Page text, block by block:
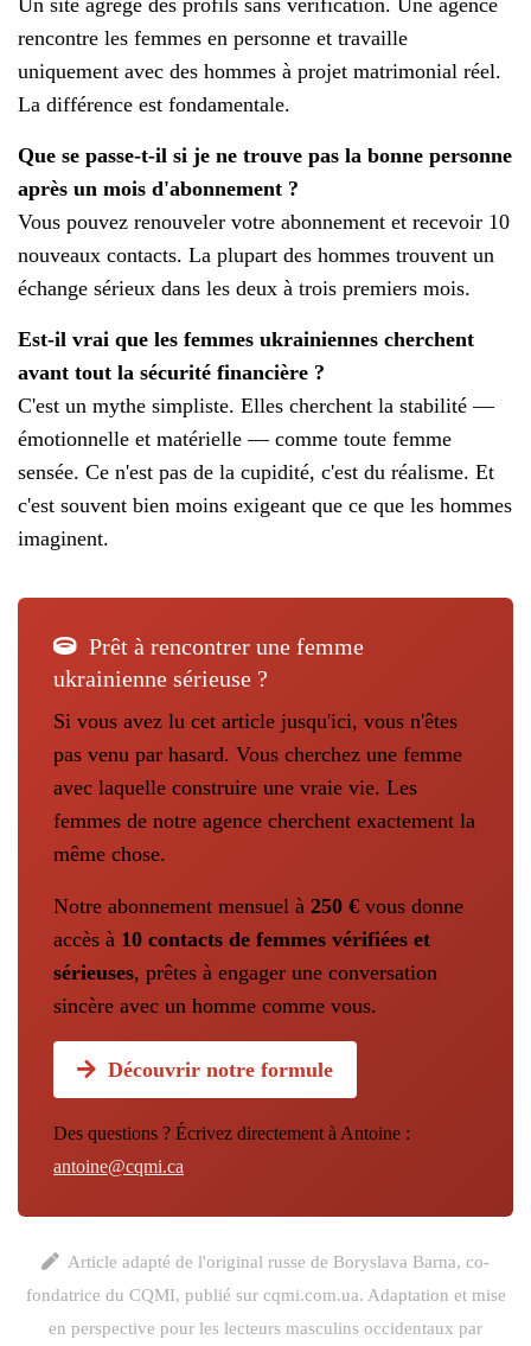
Un site agrège des profils sans vérification. Une agence
rencontre les femmes en personne et travaille
uniquement avec des hommes à projet matrimonial réel.
La différence est fondamentale.
Que se passe-t-il si je ne trouve pas la bonne personne
après un mois d'abonnement ?
Vous pouvez renouveler votre abonnement et recevoir 10
nouveaux contacts. La plupart des hommes trouvent un
échange sérieux dans les deux à trois premiers mois.
Est-il vrai que les femmes ukrainiennes cherchent
avant tout la sécurité financière ?
C'est un mythe simpliste. Elles cherchent la stabilité —
émotionnelle et matérielle — comme toute femme
sensée. Ce n'est pas de la cupidité, c'est du réalisme. Et
c'est souvent bien moins exigeant que ce que les hommes
imaginent.
Prêt à rencontrer une femme
ukrainienne sérieuse ?
Si vous avez lu cet article jusqu'ici, vous n'êtes
pas venu par hasard. Vous cherchez une femme
avec laquelle construire une vraie vie. Les
femmes de notre agence cherchent exactement la
même chose.
Notre abonnement mensuel à 250 € vous donne
accès à 10 contacts de femmes vérifiées et
sérieuses, prêtes à engager une conversation
sincère avec un homme comme vous.
Découvrir notre formule
Des questions ? Écrivez directement à Antoine :
antoine@cqmi.ca
Article adapté de l'original russe de Boryslava Barna, co-
fondatrice du CQMI, publié sur cqmi.com.ua. Adaptation et mise
en perspective pour les lecteurs masculins occidentaux par